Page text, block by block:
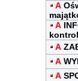
A
A
A
A
A